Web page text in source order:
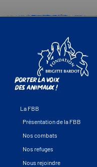
Porter la voix
des animaux !
La FBB
Présentation de la FBB
Nos combats
Nos refuges
Nous rejoindre